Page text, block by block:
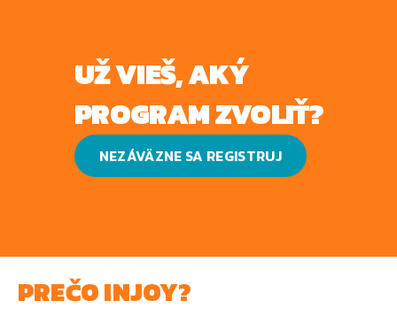
UŽ VIEŠ, AKÝ
PROGRAM ZVOLIŤ?
NEZÁVÄZNE SA REGISTRUJ
PREČO INJOY?